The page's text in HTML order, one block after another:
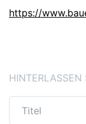
https://
HINTERLASSEN